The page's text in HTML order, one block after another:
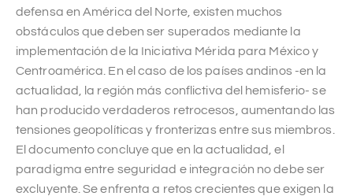
defensa en América del Norte, existen muchos
obstáculos que deben ser superados mediante la
implementación de la Iniciativa Mérida para México y
Centroamérica. En el caso de los países andinos -en la
actualidad, la región más conflictiva del hemisferio- se
han producido verdaderos retrocesos, aumentando las
tensiones geopolíticas y fronterizas entre sus miembros.
El documento concluye que en la actualidad, el
paradigma entre seguridad e integración no debe ser
excluyente. Se enfrenta a retos crecientes que exigen la